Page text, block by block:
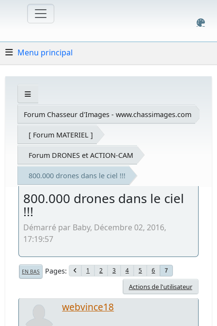
Menu principal
Forum Chasseur d'Images - www.chassimages.com
[ Forum MATERIEL ]
Forum DRONES et ACTION-CAM
800.000 drones dans le ciel !!!
800.000 drones dans le ciel
!!!
Démarré par Baby, Décembre 02, 2016,
17:19:57
EN BAS Pages 1 2 3 4 5 6 7
Actions de l'utilisateur
webvince18